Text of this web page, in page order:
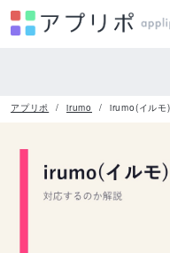
アプリポ irumo irumo(イルモ